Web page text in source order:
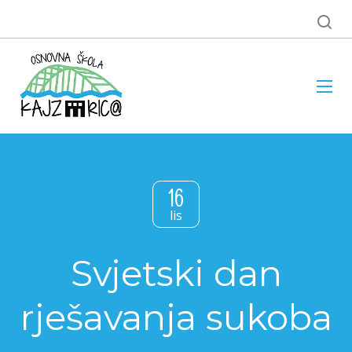
16
lis
Svjetski dan
rješavanja sukoba